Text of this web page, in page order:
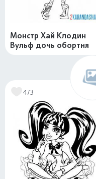
Монстр Хай Клодин
Вульф дочь обортня
473